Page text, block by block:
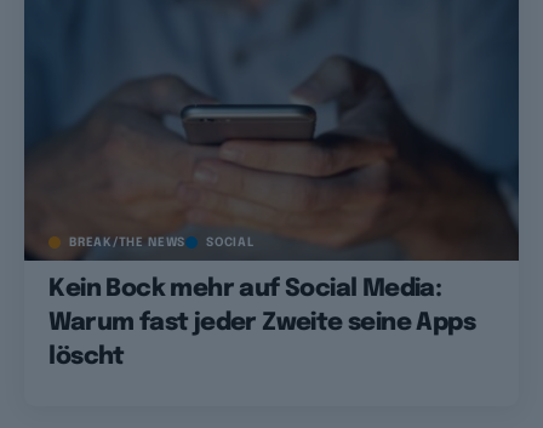
BREAK/THE NEWS SOCIAL
Kein Bock mehr auf Social Media:
Warum fast jeder Zweite seine Apps
löscht